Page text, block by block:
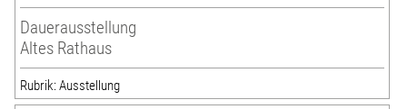
Dauerausstellung
Altes Rathaus
Rubrik: Ausstellung